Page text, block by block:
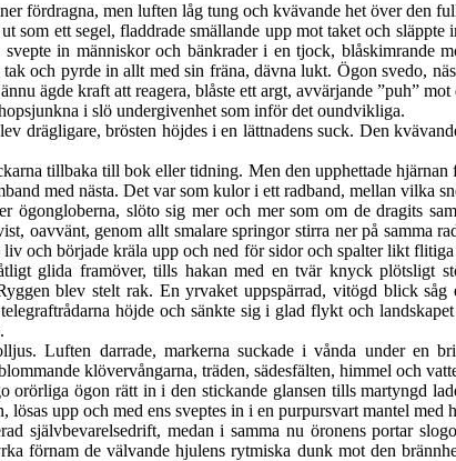
fördragna, men luften låg tung och kvävande het över den
som ett segel, fladdrade smällande upp mot taket och
in människor och bänkrader i en tjock, blåskimrande
och pyrde in allt med sin fräna, dävna lukt. Ögon svedo,
ägde kraft att reagera, blåste ett argt, avvärjande ”puh”
i slö undergivenhet som inför det oundvikliga.
drägligare, brösten höjdes i en lättnadens suck. Den
tillbaka till bok eller tidning. Men den upphettade hjärnan
med nästa. Det var som kulor i ett radband, mellan vilka
ögongloberna, slöto sig mer och mer som om de dragits
oavvänt, genom allt smalare springor stirra ner på samma
och började kräla upp och ned för sidor och spalter likt
glida framöver, tills hakan med en tvär knyck plötsligt
blev stelt rak. En yrvaket uppspärrad, vitögd blick
höjde och sänkte sig i glad flykt och
Luften darrade, markerna suckade i vånda under en
klövervångarna, träden, sädesfälten, himmel och
orörliga ögon rätt in i den stickande glansen tills martyngd
upp och med ens sveptes in i en purpursvart mantel med
självbevarelsedrift, medan i samma nu öronens portar
förnam de välvande hjulens rytmiska dunk mot den